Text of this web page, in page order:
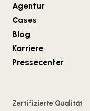
Agentur
Cases
Blog
Karriere
Pressecenter
Zertifizierte Qualität